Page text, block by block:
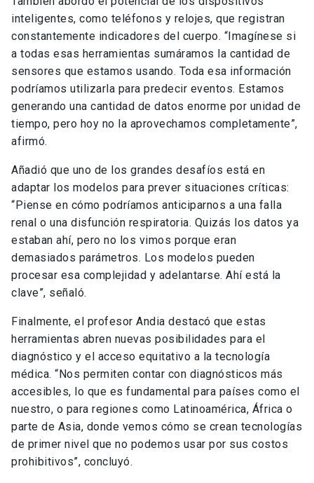
inteligentes, como teléfonos y relojes, que registran
constantemente indicadores del cuerpo. “Imagínese si
a todas esas herramientas sumáramos la cantidad de
sensores que estamos usando. Toda esa información
podríamos utilizarla para predecir eventos. Estamos
generando una cantidad de datos enorme por unidad de
tiempo, pero hoy no la aprovechamos completamente”,
afirmó.
Añadió que uno de los grandes desafíos está en
adaptar los modelos para prever situaciones críticas:
“Piense en cómo podríamos anticiparnos a una falla
renal o una disfunción respiratoria. Quizás los datos ya
estaban ahí, pero no los vimos porque eran
demasiados parámetros. Los modelos pueden
procesar esa complejidad y adelantarse. Ahí está la
clave”, señaló.
Finalmente, el profesor Andia destacó que estas
herramientas abren nuevas posibilidades para el
diagnóstico y el acceso equitativo a la tecnología
médica. “Nos permiten contar con diagnósticos más
accesibles, lo que es fundamental para países como el
nuestro, o para regiones como Latinoamérica, África o
parte de Asia, donde vemos cómo se crean tecnologías
de primer nivel que no podemos usar por sus costos
prohibitivos”, concluyó.